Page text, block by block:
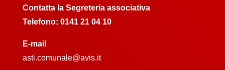
Contatta la Segreteria associativa
Telefono: 0141 21 04 10
E-mail
asti.comunale@avis.it